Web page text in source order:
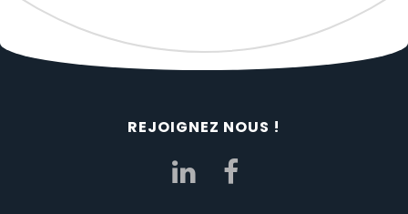
REJOIGNEZ NOUS !